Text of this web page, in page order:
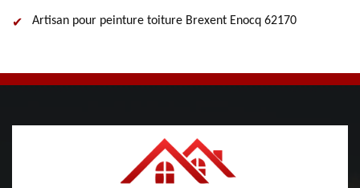
Artisan pour peinture toiture Brexent Enocq 62170